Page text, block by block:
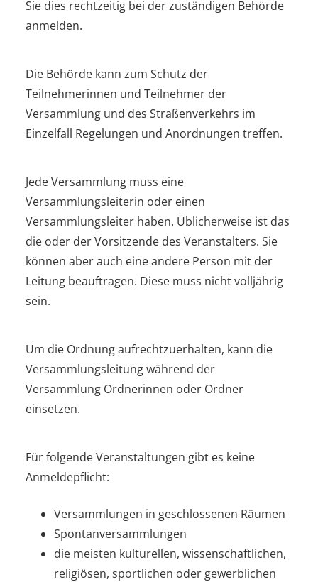
Sie dies rechtzeitig bei der zuständigen Behörde
anmelden.
Die Behörde kann zum Schutz der
Teilnehmerinnen und Teilnehmer der
Versammlung und des Straßenverkehrs im
Einzelfall Regelungen und Anordnungen treffen.
Jede Versammlung muss eine
Versammlungsleiterin oder einen
Versammlungsleiter haben. Üblicherweise ist das
die oder der Vorsitzende des Veranstalters. Sie
können aber auch eine andere Person mit der
Leitung beauftragen. Diese muss nicht volljährig
sein.
Um die Ordnung aufrechtzuerhalten, kann die
Versammlungsleitung während der
Versammlung Ordnerinnen oder Ordner
einsetzen.
Für folgende Veranstaltungen gibt es keine
Anmeldepflicht:
Versammlungen in geschlossenen Räumen
Spontanversammlungen
die meisten kulturellen, wissenschaftlichen,
religiösen, sportlichen oder gewerblichen